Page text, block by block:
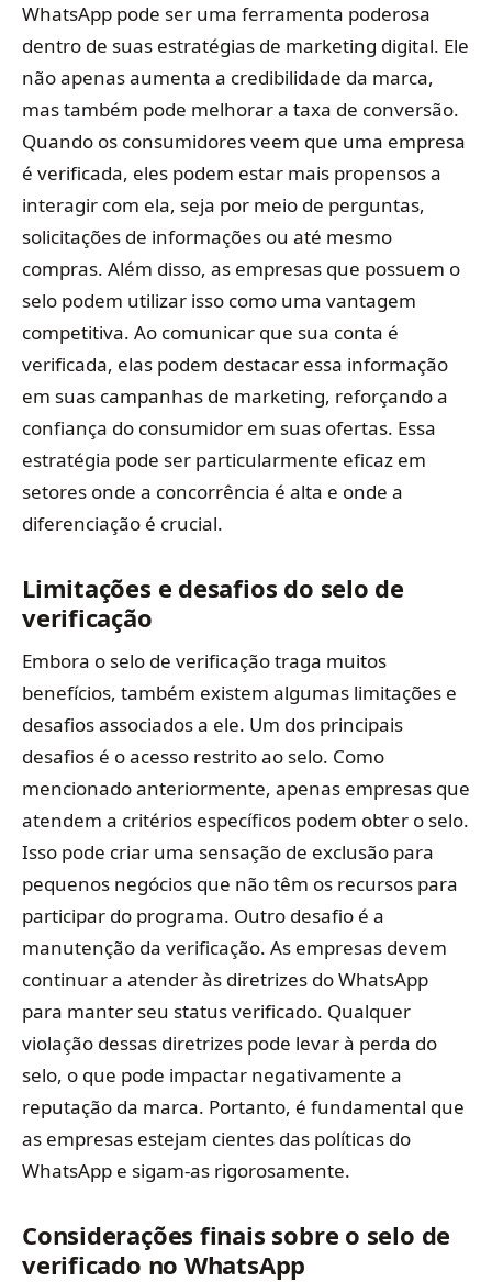
WhatsApp pode ser uma ferramenta poderosa
dentro de suas estratégias de marketing digital. Ele
não apenas aumenta a credibilidade da marca,
mas também pode melhorar a taxa de conversão.
Quando os consumidores veem que uma empresa
é verificada, eles podem estar mais propensos a
interagir com ela, seja por meio de perguntas,
solicitações de informações ou até mesmo
compras. Além disso, as empresas que possuem o
selo podem utilizar isso como uma vantagem
competitiva. Ao comunicar que sua conta é
verificada, elas podem destacar essa informação
em suas campanhas de marketing, reforçando a
confiança do consumidor em suas ofertas. Essa
estratégia pode ser particularmente eficaz em
setores onde a concorrência é alta e onde a
diferenciação é crucial.
Limitações e desafios do selo de
verificação
Embora o selo de verificação traga muitos
benefícios, também existem algumas limitações e
desafios associados a ele. Um dos principais
desafios é o acesso restrito ao selo. Como
mencionado anteriormente, apenas empresas que
atendem a critérios específicos podem obter o selo.
Isso pode criar uma sensação de exclusão para
pequenos negócios que não têm os recursos para
participar do programa. Outro desafio é a
manutenção da verificação. As empresas devem
continuar a atender às diretrizes do WhatsApp
para manter seu status verificado. Qualquer
violação dessas diretrizes pode levar à perda do
selo, o que pode impactar negativamente a
reputação da marca. Portanto, é fundamental que
as empresas estejam cientes das políticas do
WhatsApp e sigam-as rigorosamente.
Considerações finais sobre o selo de
verificado no WhatsApp